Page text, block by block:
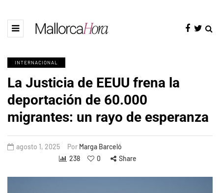
INTERNACIONAL
La Justicia de EEUU frena la
deportación de 60.000
migrantes: un rayo de esperanza
agosto 1, 2025 Por Marga Barceló
238
0 Share